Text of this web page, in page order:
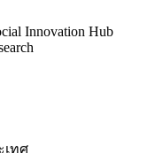
Innovation Hub
เทศ